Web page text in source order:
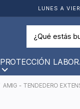
LUNES A
PROTECCIÓN
AMIG - TENDEDERO